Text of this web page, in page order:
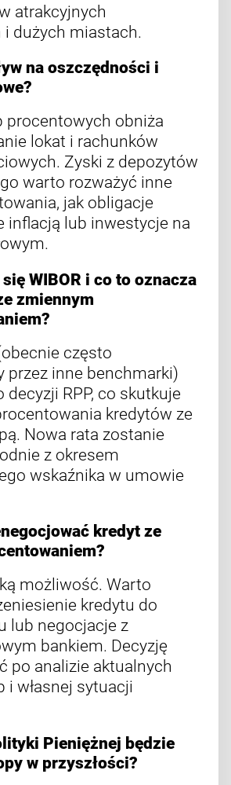
atrakcyjnych
i dużych miastach.
na oszczędności i
procentowych obniża
lokat i rachunków
Zyski z depozytów
warto rozważyć inne
jak obligacje
inflacją lub inwestycje na
WIBOR i co to oznacza
zmiennym
często
przez inne benchmarki)
decyzji RPP, co skutkuje
kredytów ze
Nowa rata zostanie
z okresem
wskaźnika w umowie
kredyt ze
możliwość. Warto
kredytu do
lub negocjacje z
bankiem. Decyzję
po analizie aktualnych
i własnej sytuacji
Pieniężnej będzie
w przyszłości?